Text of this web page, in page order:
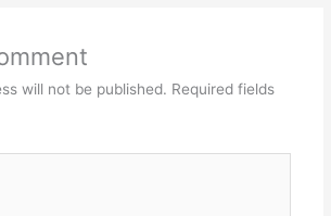
will not be published. Required fields